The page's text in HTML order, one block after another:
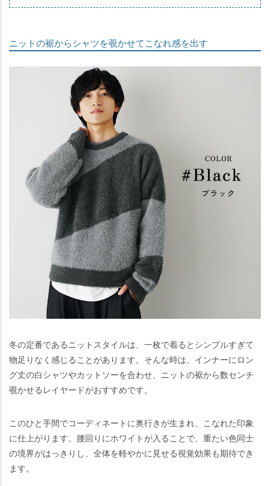
ニットの裾からシャツを覗かせてこなれ感を出す
冬の定番であるニットスタイルは、一枚で着るとシンプルすぎて
物足りなく感じることがあります。そんな時は、インナーにロン
グ丈の白シャツやカットソーを合わせ、ニットの裾から数センチ
覗かせるレイヤードがおすすめです。
このひと手間でコーディネートに奥行きが生まれ、こなれた印象
に仕上がります。腰回りにホワイトが入ることで、重たい色同士
の境界がはっきりし、全体を軽やかに見せる視覚効果も期待でき
ます。